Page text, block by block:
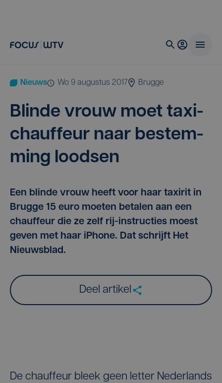
Nieuws wo 9 augustus 2017 Brugge
Blin­de vrouw moet taxi­
chauf­feur naar bestem­
ming loodsen
Een blinde vrouw heeft voor haar taxirit in
Brugge 15 euro moeten betalen aan een
chauffeur die ze zelf rij-instructies moest
geven met haar iPhone. Dat schrijft Het
Nieuwsblad.
Deel artikel
De chauffeur bleek geen letter Nederlands